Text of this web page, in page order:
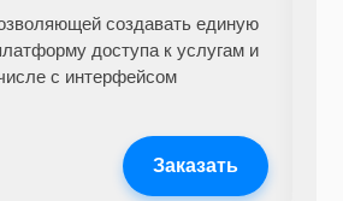
создавать единую
доступа к услугам и
с интерфейсом
Заказать